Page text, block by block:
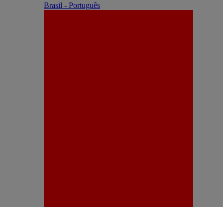
Brasil - Português